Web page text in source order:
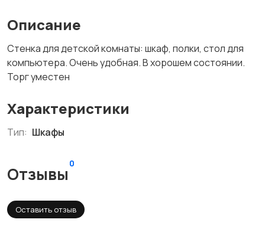
Описание
Стенка для детской комнаты: шкаф, полки, стол для
компьютера. Очень удобная. В хорошем состоянии.
Торг уместен
Характеристики
Тип: Шкафы
Отзывы
0
Оставить отзыв